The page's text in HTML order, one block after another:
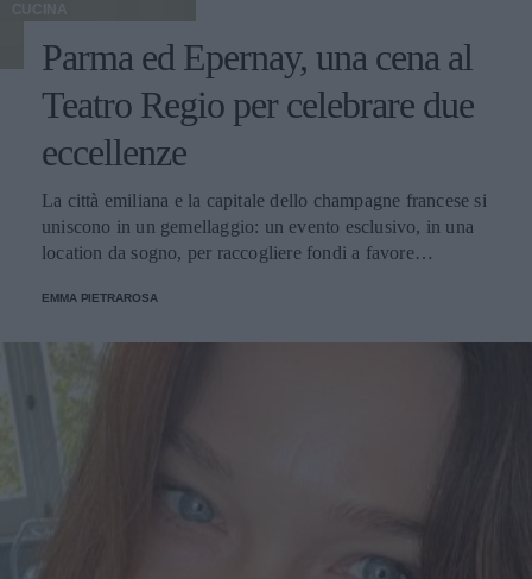
CUCINA
Parma ed Epernay, una cena al
Teatro Regio per celebrare due
eccellenze
La città emiliana e la capitale dello champagne francese si
uniscono in un gemellaggio: un evento esclusivo, in una
location da sogno, per raccogliere fondi a favore
EMMA PIETRAROSA